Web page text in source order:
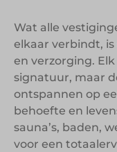
Wat alle
elkaar verbindt,
en verzorging.
signatuur, maar
ontspannen op
behoefte en
sauna’s, baden,
voor een